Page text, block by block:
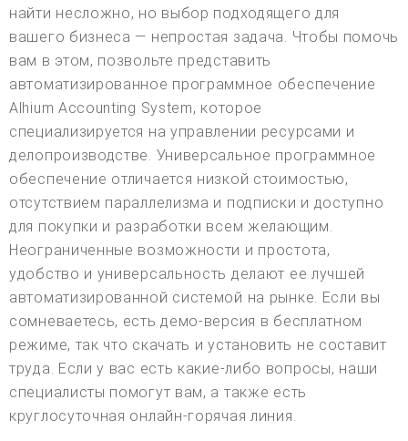
найти несложно, но выбор подходящего для
вашего бизнеса — непростая задача. Чтобы помочь
вам в этом, позвольте представить
автоматизированное программное обеспечение
Alhium Accounting System, которое
специализируется на управлении ресурсами и
делопроизводстве. Универсальное программное
обеспечение отличается низкой стоимостью,
отсутствием параллелизма и подписки и доступно
для покупки и разработки всем желающим.
Неограниченные возможности и простота,
удобство и универсальность делают ее лучшей
автоматизированной системой на рынке. Если вы
сомневаетесь, есть демо-версия в бесплатном
режиме, так что скачать и установить не составит
труда. Если у вас есть какие-либо вопросы, наши
специалисты помогут вам, а также есть
круглосуточная онлайн-горячая линия.